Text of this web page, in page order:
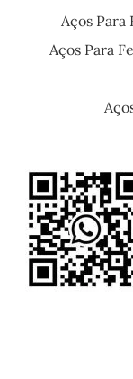
Aços
Aços Para